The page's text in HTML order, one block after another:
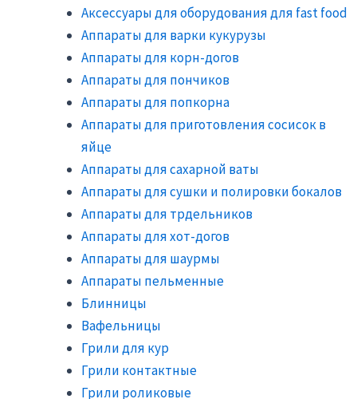
Аксессуары для оборудования для fast food
Аппараты для варки кукурузы
Аппараты для корн-догов
Аппараты для пончиков
Аппараты для попкорна
Аппараты для приготовления сосисок в
яйце
Аппараты для сахарной ваты
Аппараты для сушки и полировки бокалов
Аппараты для трдельников
Аппараты для хот-догов
Аппараты для шаурмы
Аппараты пельменные
Блинницы
Вафельницы
Грили для кур
Грили контактные
Грили роликовые